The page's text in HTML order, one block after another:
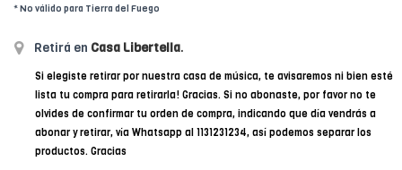
* No válido para Tierra del Fuego
Retirá en Casa Libertella.
Si elegiste retirar por nuestra casa de música, te avisaremos ni bien esté
lista tu compra para retirarla! Gracias. Si no abonaste, por favor no te
olvides de confirmar tu orden de compra, indicando que día vendrás a
abonar y retirar, vía Whatsapp al 1131231234, así podemos separar los
productos. Gracias